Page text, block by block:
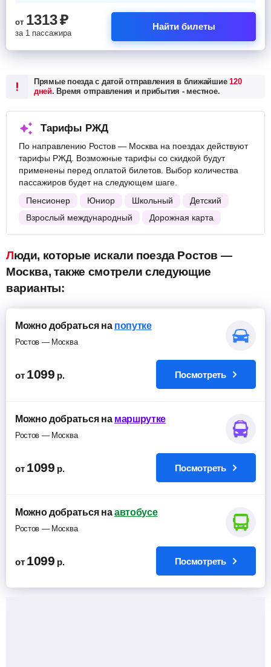
от 1313₽
за 1 пассажира
Найти билеты
Прямые поезда с датой отправления в ближайшие120
дней. Время отправления и прибытия - местное.
Тарифы РЖД
По направлению Ростов — Москва на поездах действуют
тарифы РЖД. Возможные тарифы со скидкой будут
применены перед оплатой билетов. Выбор количества
пассажиров будет на следующем шаге.
Пенсионер
Юниор Школьный
Детский
Взрослый международный
Дорожная карта
Люди, которые искали поезда Ростов —
Москва, также смотрели следующие
варианты:
Можно добраться на попутке
Ростов — Москва
от 1099 р. Посмотреть
Можно добраться на маршрутке
Ростов — Москва
от 1099 р. Посмотреть
Можно добраться наавтобусе
Ростов — Москва
от 1099 р. Посмотреть